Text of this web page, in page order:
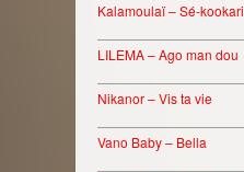
Kalamoulaï – Sé-kookari
LILEMA – Ago man dou
Nikanor – Vis ta vie
Vano Baby – Bella